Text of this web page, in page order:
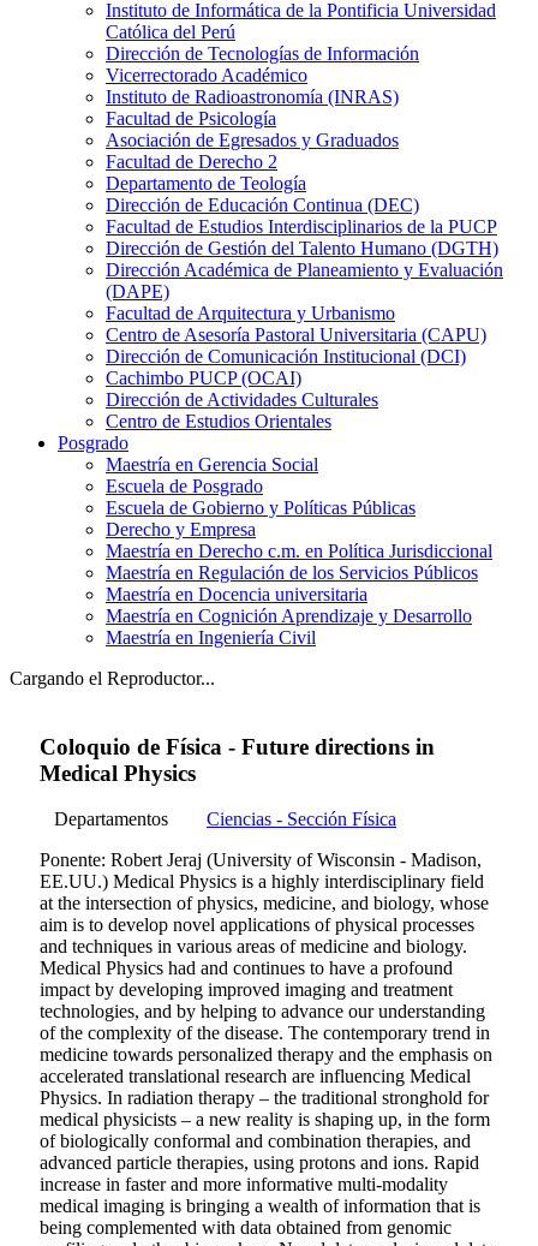
Instituto de Informática de la Pontificia Universidad
Católica del Perú
Dirección de Tecnologías de Información
Vicerrectorado Académico
Instituto de Radioastronomía (INRAS)
Facultad de Psicología
Asociación de Egresados y Graduados
Facultad de Derecho 2
Departamento de Teología
Dirección de Educación Continua (DEC)
Facultad de Estudios Interdisciplinarios de la PUCP
Dirección de Gestión del Talento Humano (DGTH)
Dirección Académica de Planeamiento y Evaluación
(DAPE)
Facultad de Arquitectura y Urbanismo
Centro de Asesoría Pastoral Universitaria (CAPU)
Dirección de Comunicación Institucional (DCI)
Cachimbo PUCP (OCAI)
Dirección de Actividades Culturales
Centro de Estudios Orientales
Posgrado
Maestría en Gerencia Social
Escuela de Posgrado
Escuela de Gobierno y Políticas Públicas
Derecho y Empresa
Maestría en Derecho c.m. en Política Jurisdiccional
Maestría en Regulación de los Servicios Públicos
Maestría en Docencia universitaria
Maestría en Cognición Aprendizaje y Desarrollo
Maestría en Ingeniería Civil
Cargando el Reproductor...
Coloquio de Física - Future directions in
Medical Physics
Departamentos
Ciencias - Sección Física
Ponente: Robert Jeraj (University of Wisconsin - Madison,
EE.UU.) Medical Physics is a highly interdisciplinary field
at the intersection of physics, medicine, and biology, whose
aim is to develop novel applications of physical processes
and techniques in various areas of medicine and biology.
Medical Physics had and continues to have a profound
impact by developing improved imaging and treatment
technologies, and by helping to advance our understanding
of the complexity of the disease. The contemporary trend in
medicine towards personalized therapy and the emphasis on
accelerated translational research are influencing Medical
Physics. In radiation therapy – the traditional stronghold for
medical physicists – a new reality is shaping up, in the form
of biologically conformal and combination therapies, and
advanced particle therapies, using protons and ions. Rapid
increase in faster and more informative multi-modality
medical imaging is bringing a wealth of information that is
being complemented with data obtained from genomic